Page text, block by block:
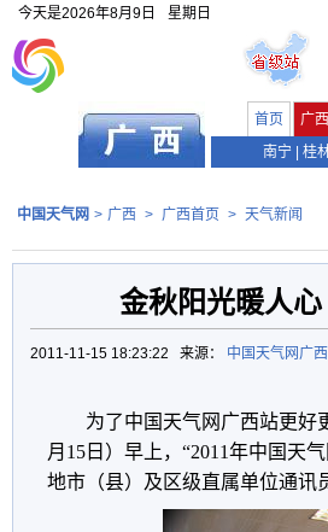
今天是2026年8月9日 星期日
首页 广
南宁
桂
中国天气网 > 广西 > 广西首页 > 天气新闻
金秋阳光暖人
2011-11-15 18:23:22 来源： 中国天气网广
为了中国天气网广西站更好
月15日）早上，“2011年中国天
地市（县）及区级直属单位通讯